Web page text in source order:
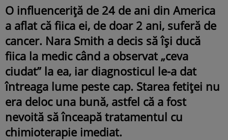
O influenceriță de 24 de ani din America
a aflat că fiica ei, de doar 2 ani, suferă de
cancer. Nara Smith a decis să își ducă
fiica la medic când a observat „ceva
ciudat” la ea, iar diagnosticul le-a dat
întreaga lume peste cap. Starea fetiței nu
era deloc una bună, astfel că a fost
nevoită să înceapă tratamentul cu
chimioterapie imediat.